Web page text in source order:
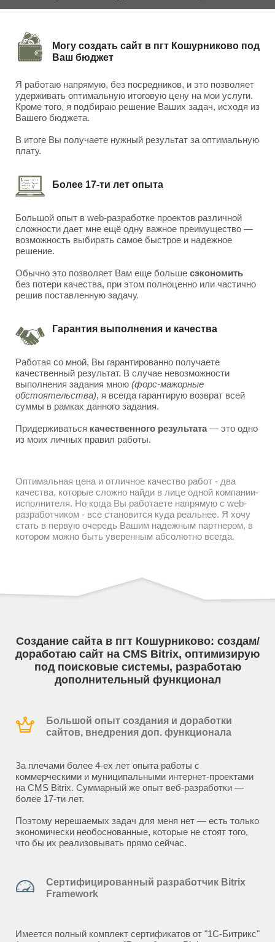
Могу создать сайт в пгт Кошурниково под
Ваш бюджет
Я работаю напрямую, без посредников, и это позволяет
удерживать оптимальную итоговую цену на мои услуги.
Кроме того, я подбираю решение Ваших задач, исходя из
Вашего бюджета.
В итоге Вы получаете нужный результат за оптимальную
плату.
Более 17-ти лет опыта
Большой опыт в web-разработке проектов различной
сложности дает мне ещё одну важное преимущество —
возможность выбирать самое быстрое и надежное
решение.
Обычно это позволяет Вам еще больше сэкономить
без потери качества, при этом полноценно или частично
решив поставленную задачу.
Гарантия выполнения и качества
Работая со мной, Вы гарантированно получаете
качественный результат. В случае невозможности
выполнения задания мною (форс-мажорные
обстоятельства), я всегда гарантирую возврат всей
суммы в рамках данного задания.
Придерживаться качественного результата— это одно
из моих личных правил работы.
Оптимальная цена и отличное качество работ - два
качества, которые сложно найди в лице одной компании-
исполнителя. Но когда Вы работаете напрямую с web-
разработчиком - все становится куда реальнее. Я хочу
стать в первую очередь Вашим надежным партнером, в
котором можно быть уверенным абсолютно всегда.
Создание сайта в пгт Кошурниково: создам/
доработаю сайт на CMS Bitrix, оптимизирую
под поисковые системы, разработаю
дополнительный функционал
Большой опыт создания и доработки
сайтов, внедрения доп. функционала
За плечами более 4-ех лет опыта работы с
коммерческими и муниципальными интернет-проектами
на CMS Bitrix. Суммарный же опыт веб-разработки —
более 17-ти лет.
Поэтому нерешаемых задач для меня нет — есть только
экономически необоснованные, которые не стоят того,
что бы их реализовывать прямо сейчас.
Сертифицированный разработчик Bitrix
Framework
Имеется полный комплект сертификатов от "1С-Битрикс"